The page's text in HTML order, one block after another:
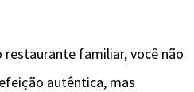
familiar, você não
autêntica, mas